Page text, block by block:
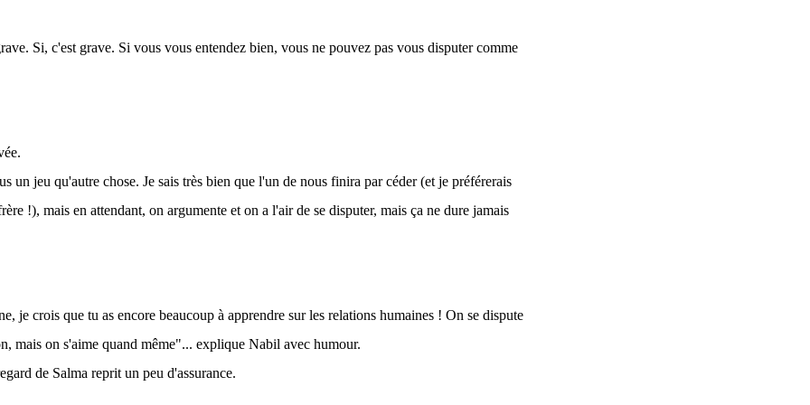
Si, c'est grave. Si vous vous entendez bien, vous ne pouvez pas vous disputer comme
un jeu qu'autre chose. Je sais très bien que l'un de nous finira par céder (et je préférerais
!), mais en attendant, on argumente et on a l'air de se disputer, mais ça ne dure jamais
je crois que tu as encore beaucoup à apprendre sur les relations humaines ! On se dispute
mais on s'aime quand même"... explique Nabil avec humour.
de Salma reprit un peu d'assurance.